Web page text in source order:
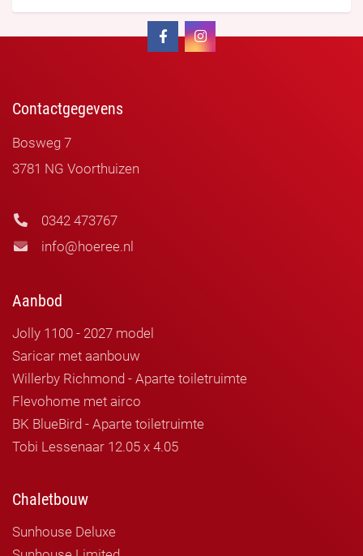
Contactgegevens
Bosweg 7
3781 NG Voorthuizen
0342 473767
info@hoeree.nl
Aanbod
Jolly 1100 - 2027 model
Saricar met aanbouw
Willerby Richmond - Aparte toiletruimte
Flevohome met airco
BK BlueBird - Aparte toiletruimte
Tobi Lessenaar 12.05 x 4.05
Chaletbouw
Sunhouse Deluxe